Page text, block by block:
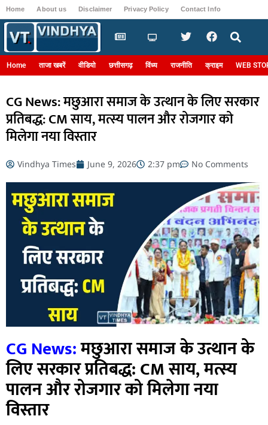
Home About us Disclaimer Privacy Policy Contact Info
Home ताजा खबरें वीडियो छत्तीसगढ़ विंध्य राजनीति क्राइम WEB
CG News: मछुआरा समाज के उत्थान के लिए सरकार
प्रतिबद्ध: CM साय, मत्स्य पालन और रोजगार को
मिलेगा नया विस्तार
Vindhya Times June 9, 2026 2:37 pm No Comments
CG News:मछुआरा समाज के उत्थान के
लिए सरकार प्रतिबद्ध: CM साय, मत्स्य
पालन और रोजगार को मिलेगा नया
विस्तार